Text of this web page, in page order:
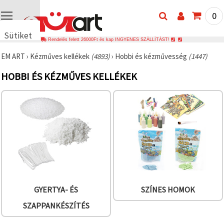
Sütiket
🍪 Cookie-
hasonló
használunk
érdekében,
működését,
javítsuk az
felhasználói
elemezzük
0
Rendelés felett 26000Ft és kap INGYENES SZÁLLÍTÁST!
EM ART › Kézműves kellékek (4893)› Hobbi és kézművesség (1447)
HOBBI ÉS KÉZMŰVES KELLÉKEK
GYERTYA- ÉS
SZAPPANKÉSZÍTÉS
SZÍNES HOMOK